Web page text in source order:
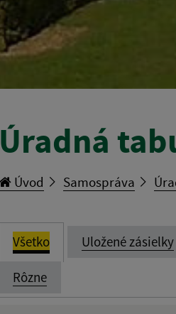
Úradná
Úvod Samospráva
Všetko Uložené zásielky
Rôzne